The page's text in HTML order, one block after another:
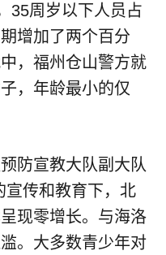
35周岁以下人员占
增加了两个百分
，福州仓山警方就
，年龄最小的仅
防宣教大队副大队
宣传和教育下，北
现零增长。与海洛
。大多数青少年对